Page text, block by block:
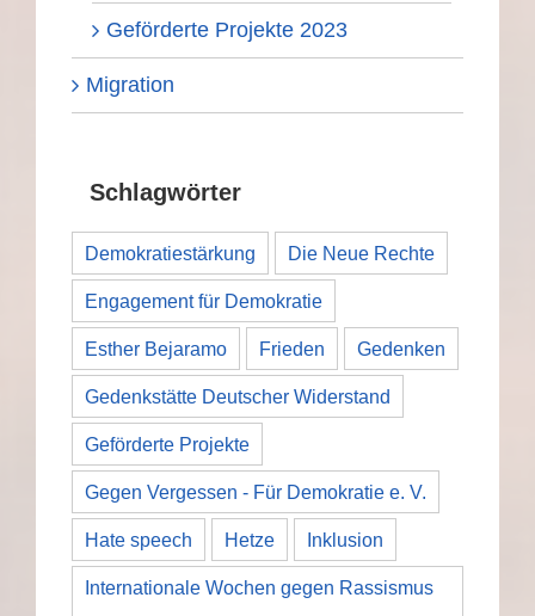
Geförderte Projekte 2023
Migration
Schlagwörter
Demokratiestärkung Die Neue Rechte
Engagement für Demokratie
Esther Bejaramo Frieden Gedenken
Gedenkstätte Deutscher Widerstand
Geförderte Projekte
Gegen Vergessen - Für Demokratie e. V.
Hate speech Hetze Inklusion
Internationale Wochen gegen Rassismus